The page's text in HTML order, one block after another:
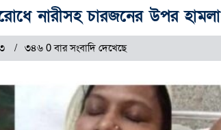
নারীসহ চারজনের উপর হামলা
৩৪৬ 0 বার সংবাদি দেখেছে